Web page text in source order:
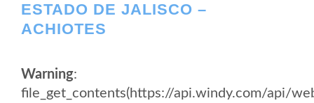
ESTADO DE JALISCO –
ACHIOTES
Warning:
file_get_contents(https://api.windy.com/api/